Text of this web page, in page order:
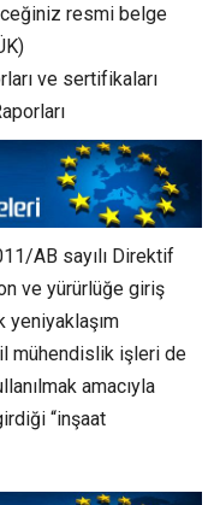
resmi belge
ve sertifikaları
AB sayılı Direktif
ve yürürlüğe giriş
yeniyaklaşım
mühendislik işleri de
amacıyla
“inşaat